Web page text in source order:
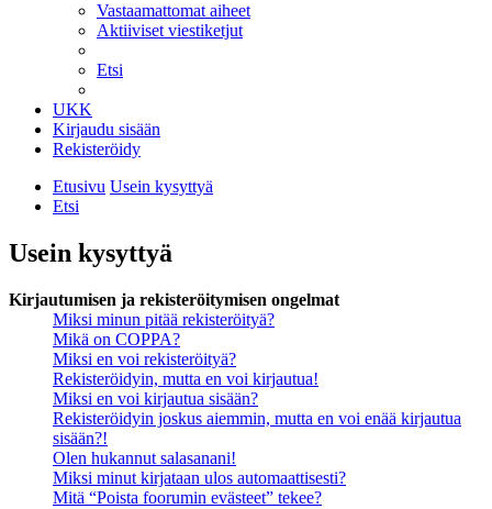
Vastaamattomat aiheet
Aktiiviset viestiketjut
Etsi
UKK
Kirjaudu sisään
Rekisteröidy
Etusivu Usein kysyttyä
Etsi
Usein kysyttyä
Kirjautumisen ja rekisteröitymisen ongelmat
Miksi minun pitää rekisteröityä?
Mikä on COPPA?
Miksi en voi rekisteröityä?
Rekisteröidyin, mutta en voi kirjautua!
Miksi en voi kirjautua sisään?
Rekisteröidyin joskus aiemmin, mutta en voi enää kirjautua
sisään?!
Olen hukannut salasanani!
Miksi minut kirjataan ulos automaattisesti?
Mitä “Poista foorumin evästeet” tekee?